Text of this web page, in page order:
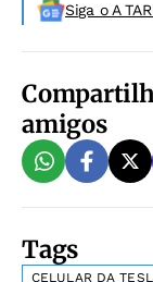
Siga o A
amigos
Tags
CELULAR DA